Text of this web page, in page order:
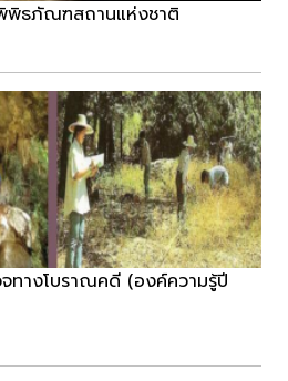
พิธภัณฑสถานแห่งชาติ
ทางโบราณคดี (องค์ความรู้ปี